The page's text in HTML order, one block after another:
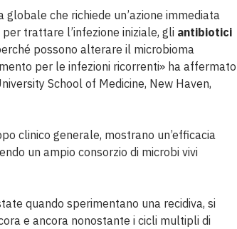
che richiede un’azione immediata
trattare l’infezione iniziale, gli antibiotici
possono alterare il microbioma
per le infezioni ricorrenti» ha affermato
School of Medicine, New Haven,
clinico generale, mostrano un’efficacia
un ampio consorzio di microbi vivi
quando sperimentano una recidiva, si
e ancora nonostante i cicli multipli di